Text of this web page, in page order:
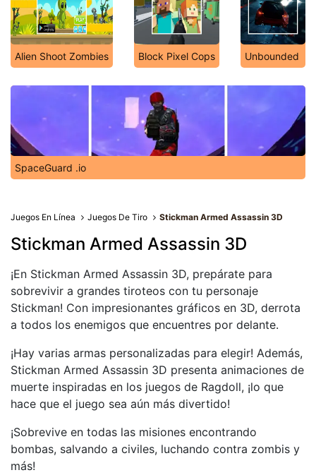
Alien Shoot Zombies Block Pixel Cops Unbounded
SpaceGuard .io
Juegos En Línea Juegos De Tiro Stickman Armed Assassin 3D
Stickman Armed Assassin 3D
¡En Stickman Armed Assassin 3D, prepárate para
sobrevivir a grandes tiroteos con tu personaje
Stickman! Con impresionantes gráficos en 3D, derrota
a todos los enemigos que encuentres por delante.
¡Hay varias armas personalizadas para elegir! Además,
Stickman Armed Assassin 3D presenta animaciones de
muerte inspiradas en los juegos de Ragdoll, ¡lo que
hace que el juego sea aún más divertido!
¡Sobrevive en todas las misiones encontrando
bombas, salvando a civiles, luchando contra zombis y
más!